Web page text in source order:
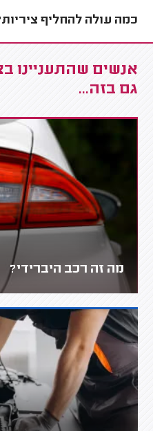
כמה עולה להחליף
אנשים שהתעניינו
גם בזה...
מה זה רכב היברידי?